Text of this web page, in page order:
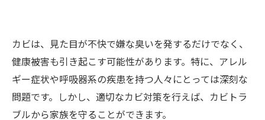
カビは、見た目が不快で嫌な臭いを発するだけでなく、
健康被害も引き起こす可能性があります。特に、アレル
ギー症状や呼吸器系の疾患を持つ人々にとっては深刻な
問題です。しかし、適切なカビ対策を行えば、カビトラ
ブルから家族を守ることができます。